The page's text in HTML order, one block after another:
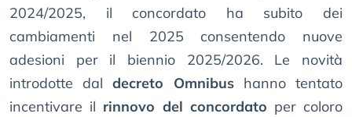
2024/2025, il concordato ha subito dei
cambiamenti nel 2025 consentendo nuove
adesioni per il biennio 2025/2026. Le novità
introdotte daldecreto Omnibushanno tentato
incentivare il rinnovo del concordato per coloro